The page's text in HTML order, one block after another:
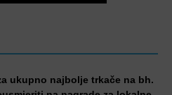
ukupno najbolje trkače na bh.